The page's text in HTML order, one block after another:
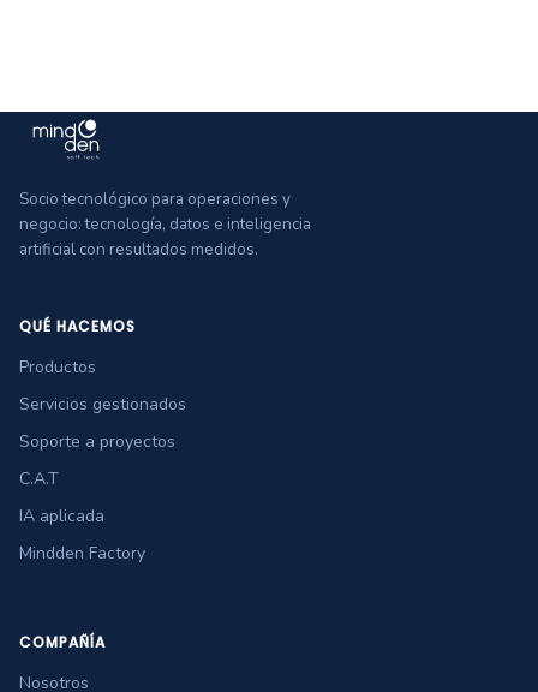
Socio tecnológico para operaciones y
negocio: tecnología, datos e inteligencia
artificial con resultados medidos.
QUÉ HACEMOS
Productos
Servicios gestionados
Soporte a proyectos
C.A.T
IA aplicada
Mindden Factory
COMPAÑÍA
Nosotros